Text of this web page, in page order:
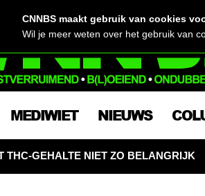
MEDIWIET NIEUWS
AMERICAN STAFFORD: STERKE
CNNBS maakt gebruik van cookies
Wil je meer weten over het gebruik van